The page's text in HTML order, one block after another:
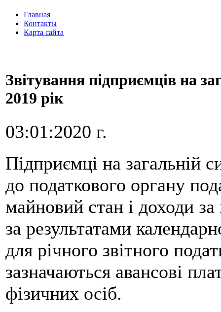
Главная
Контакты
Карта сайта
Звітування підприємців на
2019 рік
03:01:2020 г.
Підприємці на загальній
до податкового органу
майновий стан і доходи за
за результатами
для річного звітного
зазначаються авансові
фізичних осіб.